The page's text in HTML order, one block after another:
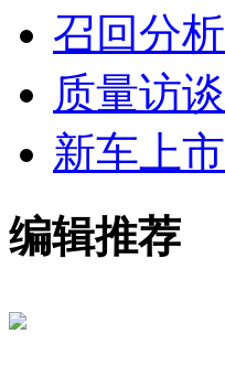
召回分析
质量访谈
新车上市
编辑推荐